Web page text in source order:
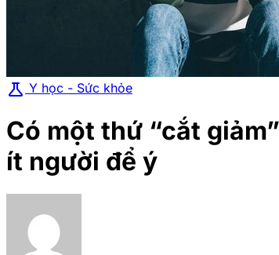
science Y học - Sức khỏe
Có một thứ “cắt
ít người để ý